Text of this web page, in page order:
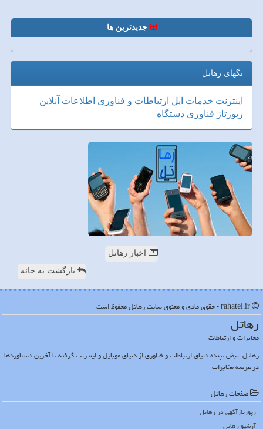
جدیدترین ها
تگهای رهاتل
اینترنت خدمات اپل ارتباطات و فناوری اطلاعات آنلاین
رپورتاژ فناوری دستگاه
اخبار رهاتل
بازگشت به خانه
رهاتل
مخابرات و ارتباطات
رهاتل: نبض تپنده دنیای ارتباطات و فناوری از دنیای موبایل و اینترنت گرفته تا آخرین دستاوردها
در عرصه مخابرات
صفحات رهاتل
رپورتاژآگهی در رهاتل
آرشیو رهاتل